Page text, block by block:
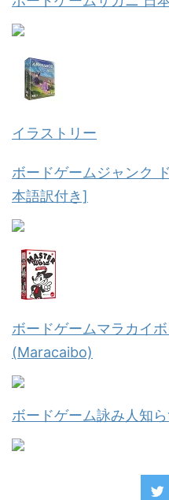
イラストリー
ボードゲームジャンク
本語訳付き]
ボードゲームマラカイ
(Maracaibo)
ボードゲーム詠み人知